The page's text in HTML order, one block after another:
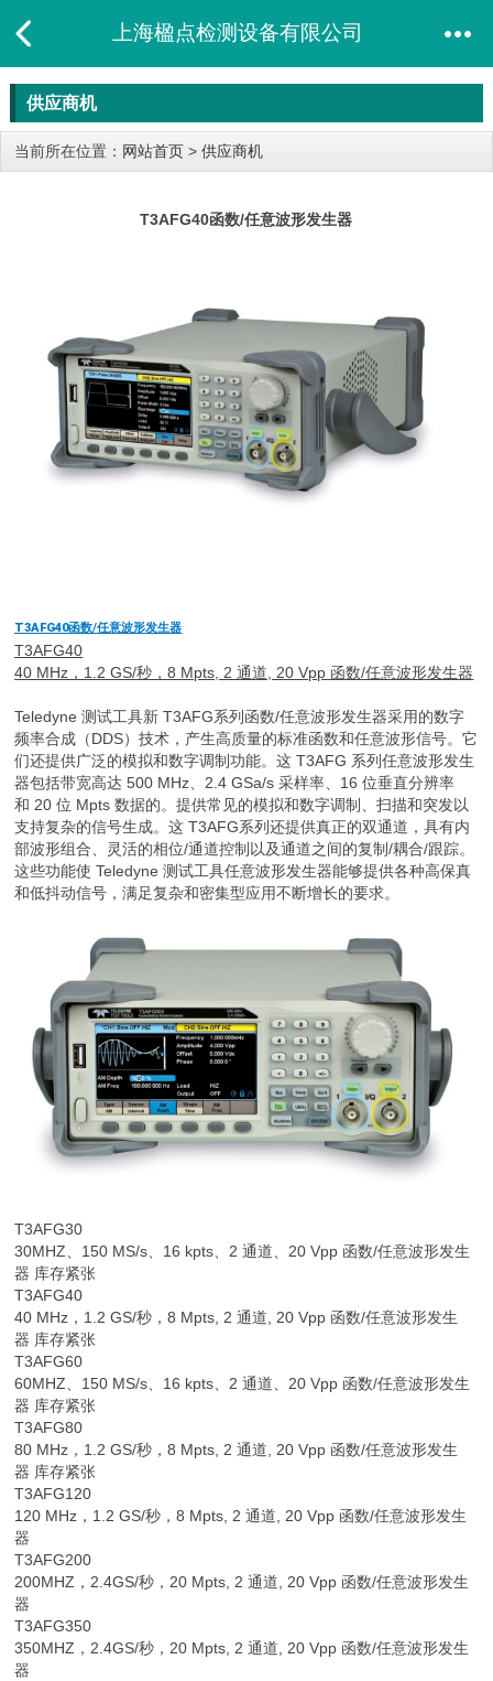
上海楹点检测设备有限公司
供应商机
当前所在位置： 网站首页 > 供应商机
T3AFG40函数/任意波形发生器
T3AFG40函数/任意波形发生器
T3AFG40
40 MHz，1.2 GS/秒，8 Mpts, 2 通道, 20 Vpp 函数/任意波形发生器
Teledyne 测试工具新 T3AFG系列函数/任意波形发生器采用的数字
频率合成（DDS）技术，产生高质量的标准函数和任意波形信号。它
们还提供广泛的模拟和数字调制功能。这 T3AFG 系列任意波形发生
器包括带宽高达 500 MHz、2.4 GSa/s 采样率、16 位垂直分辨率
和 20 位 Mpts 数据的。提供常见的模拟和数字调制、扫描和突发以
支持复杂的信号生成。这 T3AFG系列还提供真正的双通道，具有内
部波形组合、灵活的相位/通道控制以及通道之间的复制/耦合/跟踪。
这些功能使 Teledyne 测试工具任意波形发生器能够提供各种高保真
和低抖动信号，满足复杂和密集型应用不断增长的要求。
T3AFG30
30MHZ、150 MS/s、16 kpts、2 通道、20 Vpp 函数/任意波形发生
器 库存紧张
T3AFG40
40 MHz，1.2 GS/秒，8 Mpts, 2 通道, 20 Vpp 函数/任意波形发生
器 库存紧张
T3AFG60
60MHZ、150 MS/s、16 kpts、2 通道、20 Vpp 函数/任意波形发生
器 库存紧张
T3AFG80
80 MHz，1.2 GS/秒，8 Mpts, 2 通道, 20 Vpp 函数/任意波形发生
器 库存紧张
T3AFG120
120 MHz，1.2 GS/秒，8 Mpts, 2 通道, 20 Vpp 函数/任意波形发生
器
T3AFG200
200MHZ，2.4GS/秒，20 Mpts, 2 通道, 20 Vpp 函数/任意波形发生
器
T3AFG350
350MHZ，2.4GS/秒，20 Mpts, 2 通道, 20 Vpp 函数/任意波形发生
器